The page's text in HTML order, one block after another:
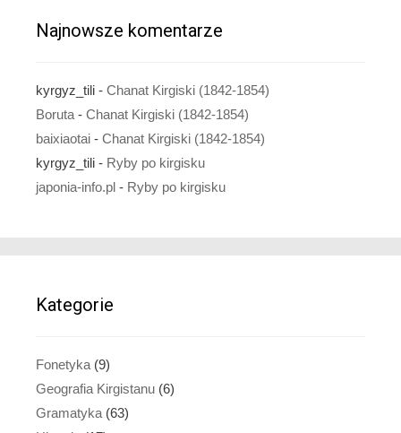
Najnowsze komentarze
kyrgyz_tili - Chanat Kirgiski (1842-1854)
Boruta - Chanat Kirgiski (1842-1854)
baixiaotai - Chanat Kirgiski (1842-1854)
kyrgyz_tili - Ryby po kirgisku
japonia-info.pl - Ryby po kirgisku
Kategorie
Fonetyka (9)
Geografia Kirgistanu (6)
Gramatyka (63)